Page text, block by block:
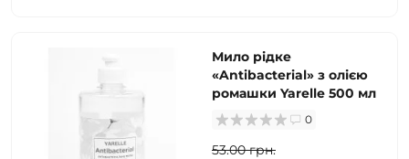
Мило рідке
«Antibacterial» з олією
ромашки Yarelle 500 мл
0
53.00 грн.